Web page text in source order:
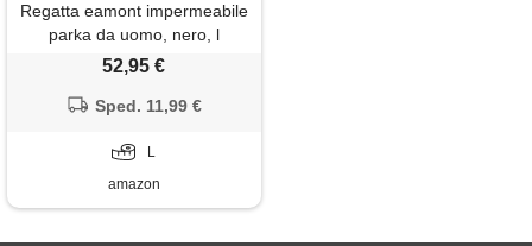
Regatta eamont impermeabile
parka da uomo, nero, l
52,95 €
Sped. 11,99 €
L
amazon